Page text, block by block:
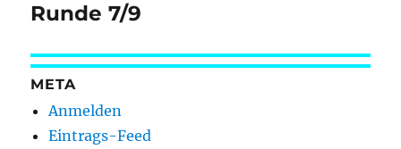
Beitrag:
Runde 7/9
META
Anmelden
Eintrags-Feed